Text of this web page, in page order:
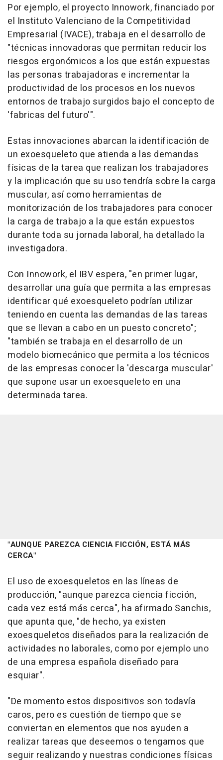
Por ejemplo, el proyecto Innowork, financiado por
el Instituto Valenciano de la Competitividad
Empresarial (IVACE), trabaja en el desarrollo de
"técnicas innovadoras que permitan reducir los
riesgos ergonómicos a los que están expuestas
las personas trabajadoras e incrementar la
productividad de los procesos en los nuevos
entornos de trabajo surgidos bajo el concepto de
'fabricas del futuro'".
Estas innovaciones abarcan la identificación de
un exoesqueleto que atienda a las demandas
físicas de la tarea que realizan los trabajadores
y la implicación que su uso tendría sobre la carga
muscular, así como herramientas de
monitorización de los trabajadores para conocer
la carga de trabajo a la que están expuestos
durante toda su jornada laboral, ha detallado la
investigadora.
Con Innowork, el IBV espera, "en primer lugar,
desarrollar una guía que permita a las empresas
identificar qué exoesqueleto podrían utilizar
teniendo en cuenta las demandas de las tareas
que se llevan a cabo en un puesto concreto";
"también se trabaja en el desarrollo de un
modelo biomecánico que permita a los técnicos
de las empresas conocer la 'descarga muscular'
que supone usar un exoesqueleto en una
determinada tarea.
"AUNQUE PAREZCA CIENCIA FICCIÓN, ESTÁ MÁS
CERCA"
El uso de exoesqueletos en las líneas de
producción, "aunque parezca ciencia ficción,
cada vez está más cerca", ha afirmado Sanchis,
que apunta que, "de hecho, ya existen
exoesqueletos diseñados para la realización de
actividades no laborales, como por ejemplo uno
de una empresa española diseñado para
esquiar".
"De momento estos dispositivos son todavía
caros, pero es cuestión de tiempo que se
conviertan en elementos que nos ayuden a
realizar tareas que deseemos o tengamos que
seguir realizando y nuestras condiciones físicas